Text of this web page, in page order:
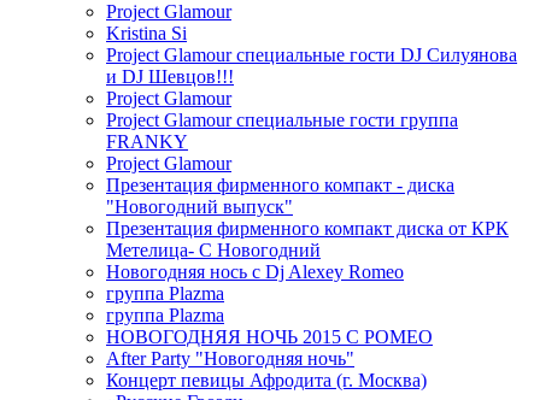
Project Glamour
Kristina Si
Project Glamour специальные гости DJ Силуянова
и DJ Шевцов!!!
Project Glamour
Project Glamour специальные гости группа
FRANKY
Project Glamour
Презентация фирменного компакт - диска
"Новогодний выпуск"
Презентация фирменного компакт диска от КРК
Метелица- С Новогодний
Новогодняя нось с Dj Alexey Romeo
группа Plazma
группа Plazma
НОВОГОДНЯЯ НОЧЬ 2015 C РОМЕО
After Party "Новогодняя ночь"
Концерт певицы Афродита (г. Москва)